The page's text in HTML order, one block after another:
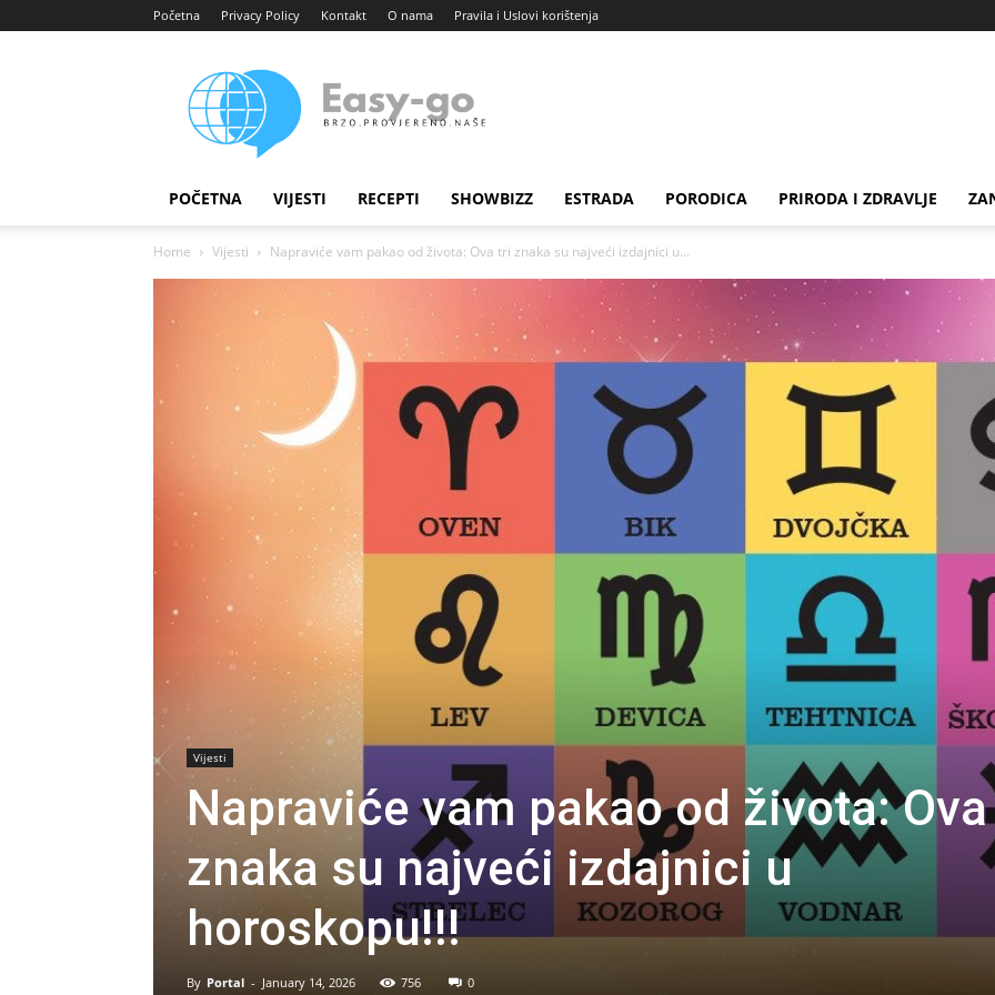
Početna Privacy Policy Kontakt O nama Pravila i Uslovi korištenja
portal
POČETNA VIJESTI RECEPTI SHOWBIZZ ESTRADA PORODICA PRIRODA I ZDRAVLJE
Home Vijesti Napraviće vam pakao od života: Ova tri znaka su najveći izdajnici u...
Vijesti
Napraviće vam pakao od života:
znaka su najveći izdajnici u
horoskopu!!!
By Portal - January 14, 2026 756 0